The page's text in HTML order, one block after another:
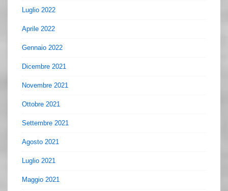
Luglio 2022
Aprile 2022
Gennaio 2022
Dicembre 2021
Novembre 2021
Ottobre 2021
Settembre 2021
Agosto 2021
Luglio 2021
Maggio 2021